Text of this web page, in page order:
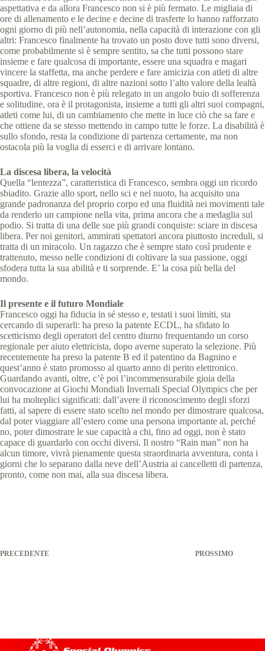
aspettativa e da allora Francesco non si è più fermato. Le migliaia di
ore di allenamento e le decine e decine di trasferte lo hanno rafforzato
ogni giorno di più nell’autonomia, nella capacità di interazione con gli
altri: Francesco finalmente ha trovato un posto dove tutti sono diversi,
come probabilmente si è sempre sentito, sa che tutti possono stare
insieme e fare qualcosa di importante, essere una squadra e magari
vincere la staffetta, ma anche perdere e fare amicizia con atleti di altre
squadre, di altre regioni, di altre nazioni sotto l’alto valore della lealtà
sportiva. Francesco non è più relegato in un angolo buio di sofferenza
e solitudine, ora è il protagonista, insieme a tutti gli altri suoi compagni,
atleti come lui, di un cambiamento che mette in luce ciò che sa fare e
che ottiene da se stesso mettendo in campo tutte le forze. La disabilità è
sullo sfondo, resta la condizione di partenza certamente, ma non
ostacola più la voglia di esserci e di arrivare lontano.
La discesa libera, la velocità
Quella “lentezza”, caratteristica di Francesco, sembra oggi un ricordo
sbiadito. Grazie allo sport, nello sci e nel nuoto, ha acquisito una
grande padronanza del proprio corpo ed una fluidità nei movimenti tale
da renderlo un campione nella vita, prima ancora che a medaglia sul
podio. Si tratta di una delle sue più grandi conquiste: sciare in discesa
libera. Per noi genitori, ammirati spettatori ancora piuttosto increduli, si
tratta di un miracolo. Un ragazzo che è sempre stato così prudente e
trattenuto, messo nelle condizioni di coltivare la sua passione, oggi
sfodera tutta la sua abilità e ti sorprende. E’ la cosa più bella del
mondo.
Il presente e il futuro Mondiale
Francesco oggi ha fiducia in sé stesso e, testati i suoi limiti, sta
cercando di superarli: ha preso la patente ECDL, ha sfidato lo
scetticismo degli operatori del centro diurno frequentando un corso
regionale per aiuto elettricista, dopo averne superato la selezione. Più
recentemente ha preso la patente B ed il patentino da Bagnino e
quest’anno è stato promosso al quarto anno di perito elettronico.
Guardando avanti, oltre, c’è poi l’incommensurabile gioia della
convocazione ai Giochi Mondiali Invernali Special Olympics che per
lui ha molteplici significati: dall’avere il riconoscimento degli sforzi
fatti, al sapere di essere stato scelto nel mondo per dimostrare qualcosa,
dal poter viaggiare all’estero come una persona importante al, perché
no, poter dimostrare le sue capacità a chi, fino ad oggi, non è stato
capace di guardarlo con occhi diversi. Il nostro “Rain man” non ha
alcun timore, vivrà pienamente questa straordinaria avventura, conta i
giorni che lo separano dalla neve dell’Austria ai cancelletti di partenza,
pronto, come non mai, alla sua discesa libera.
PRECEDENTE PROSSIMO